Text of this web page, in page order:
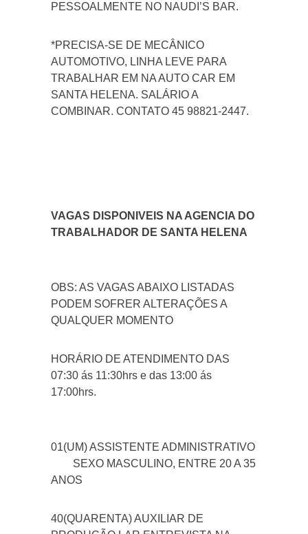
PESSOALMENTE NO NAUDI’S BAR.
*PRECISA-SE DE MECÂNICO
AUTOMOTIVO, LINHA LEVE PARA
TRABALHAR EM NA AUTO CAR EM
SANTA HELENA. SALÁRIO A
COMBINAR. CONTATO 45 98821-2447.
VAGAS DISPONIVEIS NA AGENCIA DO
TRABALHADOR DE SANTA HELENA
OBS: AS VAGAS ABAIXO LISTADAS
PODEM SOFRER ALTERAÇÕES A
QUALQUER MOMENTO
HORÁRIO DE ATENDIMENTO DAS
07:30 ás 11:30hrs e das 13:00 ás
17:00hrs.
01(UM) ASSISTENTE ADMINISTRATIVO
SEXO MASCULINO, ENTRE 20 A 35
ANOS
40(QUARENTA) AUXILIAR DE